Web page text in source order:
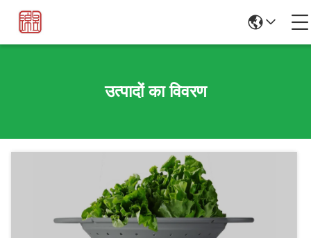
उत्पादों का विवरण